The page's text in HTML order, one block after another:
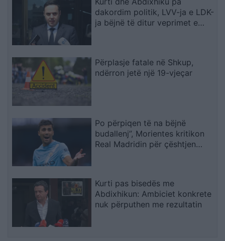
dakordim politik, LVV-ja e LDK-
ja bëjnë të ditur veprimet e
Përplasje fatale në Shkup,
ndërron jetë një 19-vjeçar
Po përpiqen të na bëjnë
budallenj”, Morientes kritikon
Real Madridin për çështjen
Kurti pas bisedës me
Abdixhikun: Ambiciet konkrete
nuk përputhen me rezultatin